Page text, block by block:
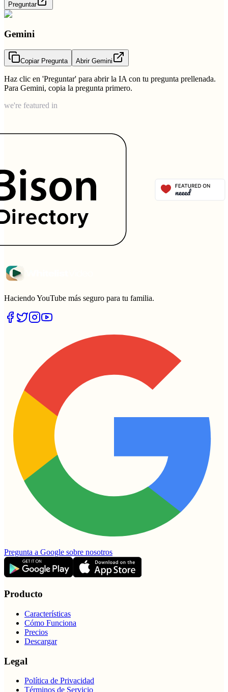
Preguntar
Gemini
Copiar Pregunta Abrir Gemini
Haz clic en 'Preguntar' para abrir la IA con tu pregunta prellenada.
Para Gemini, copia la pregunta primero.
we're featured in
Haciendo YouTube más seguro para tu familia.
Pregunta a Google sobre nosotros
Producto
Características
Cómo Funciona
Precios
Descargar
Legal
Política de Privacidad
Términos de Servicio